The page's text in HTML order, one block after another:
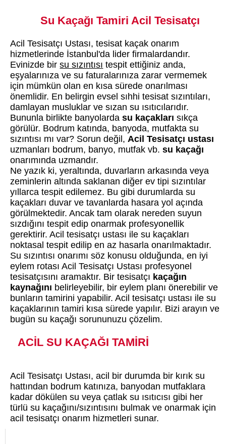
Su Kaçağı Tamiri Acil Tesisatçı
Acil Tesisatçı Ustası, tesisat kaçak onarım
hizmetlerinde İstanbul'da lider firmalardandır.
Evinizde birsu sızıntısı tespit ettiğiniz anda,
eşyalarınıza ve su faturalarınıza zarar vermemek
için mümkün olan en kısa sürede onarılması
önemlidir. En belirgin evsel sıhhi tesisat sızıntıları,
damlayan musluklar ve sızan su ısıtıcılarıdır.
Bununla birlikte banyolardasu kaçakları sıkça
görülür. Bodrum katında, banyoda, mutfakta su
sızıntısı mı var? Sorun değil, Acil Tesisatçı ustası
uzmanları bodrum, banyo, mutfak vb.su kaçağı
onarımında uzmandır.
Ne yazık ki, yeraltında, duvarların arkasında veya
zeminlerin altında saklanan diğer ev tipi sızıntılar
yıllarca tespit edilemez. Bu gibi durumlarda su
kaçakları duvar ve tavanlarda hasara yol açında
görülmektedir. Ancak tam olarak nereden suyun
sızdığını tespit edip onarmak profesyonellik
gerektirir. Acil tesisatçı ustası ile su kaçakları
noktasal tespit edilip en az hasarla onarılmaktadır.
Su sızıntısı onarımı söz konusu olduğunda, en iyi
eylem rotası Acil Tesisatçı Ustası profesyonel
tesisatçısını aramaktır. Bir tesisatçı kaçağın
kaynağını belirleyebilir, bir eylem planı önerebilir ve
bunların tamirini yapabilir. Acil tesisatçı ustası ile su
kaçaklarının tamiri kısa sürede yapılır. Bizi arayın ve
bugün su kaçağı sorununuzu çözelim.
ACİL SU KAÇAĞI TAMİRİ
Acil Tesisatçı Ustası, acil bir durumda bir kırık su
hattından bodrum katınıza, banyodan mutfaklara
kadar dökülen su veya çatlak su ısıtıcısı gibi her
türlü su kaçağını/sızıntısını bulmak ve onarmak için
acil tesisatçı onarım hizmetleri sunar.